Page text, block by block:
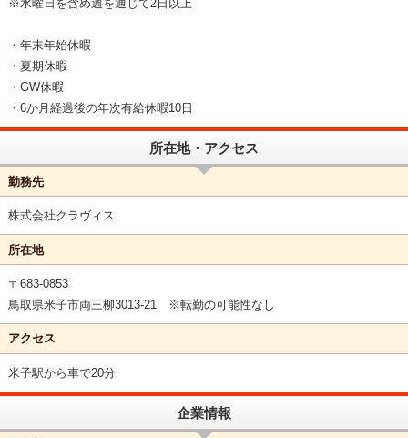
※水曜日を含め週を通じて2日以上
・年末年始休暇
・夏期休暇
・GW休暇
・6か月経過後の年次有給休暇10日
所在地・アクセス
勤務先
株式会社クラヴィス
所在地
〒683-0853
鳥取県米子市両三柳3013-21 ※転勤の可能性なし
アクセス
米子駅から車で20分
企業情報